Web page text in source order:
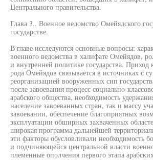
Центрального правительства.
Глава 3.. Военное ведомство Омейядского
государстве.
В главе исследуются основные вопросы:
военного ведомства в халифате Омейядов,
и внутренней политике государства. Приход
рода Омейядов связывается в источниках с
реорганизацией вооруженных сип
после завоевания процесс социально-
арабского общества, необходимость
население завоеванных стран, так и массу
завоевании, обеспечение благоприятных
эксплуатации обширных захваченных
широкая программа дальнейшей
эти факторы обусловливали необходимость
и подчиняющейся центральной власти
племенные ополчения первого этапа